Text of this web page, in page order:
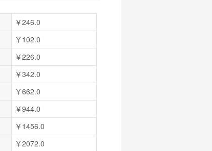
￥246.0
￥102.0
￥226.0
￥342.0
￥662.0
￥944.0
￥1456.0
￥2072.0